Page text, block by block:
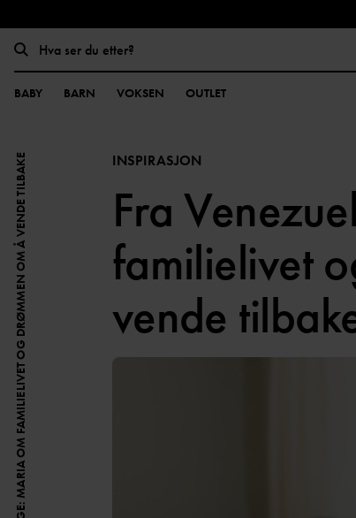
BABY BARN VOKSEN OUTLET
FRA VENEZUELA TIL NORGE: MARIA OM FAMILIELIVET OG DRØMMEN OM Å VENDE TILBAKE INSPIRASJON
Fra
familielivet
vende